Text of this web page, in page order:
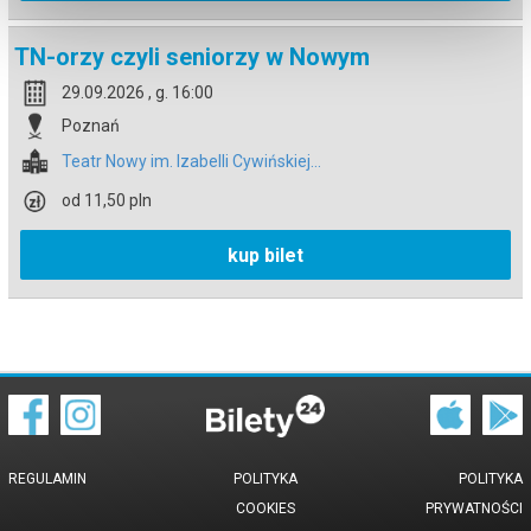
TN-orzy czyli seniorzy w Nowym
29.09.2026 , g. 16:00
Poznań
Teatr Nowy im. Izabelli Cywińskiej...
od 11,50 pln
kup bilet
REGULAMIN
POLITYKA
PRYWATNOŚCI
POLITYKA
COOKIES